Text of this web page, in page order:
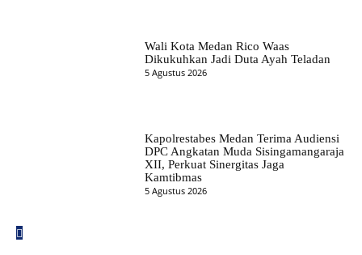
Wali Kota Medan Rico Waas
Dikukuhkan Jadi Duta Ayah Teladan
5 Agustus 2026
Kapolrestabes Medan Terima Audiensi
DPC Angkatan Muda Sisingamangaraja
XII, Perkuat Sinergitas Jaga
Kamtibmas
5 Agustus 2026